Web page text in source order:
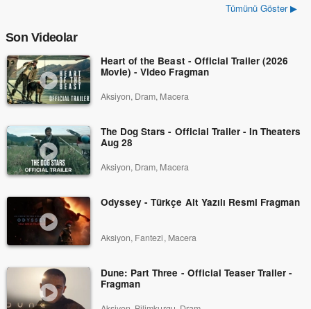
Tümünü Göster ▶
Son Videolar
Heart of the Beast - Official Trailer (2026
Movie) - Video Fragman
Aksiyon, Dram, Macera
The Dog Stars - Official Trailer - In Theaters
Aug 28
Aksiyon, Dram, Macera
Odyssey - Türkçe Alt Yazılı Resmi Fragman
Aksiyon, Fantezi, Macera
Dune: Part Three - Official Teaser Trailer -
Fragman